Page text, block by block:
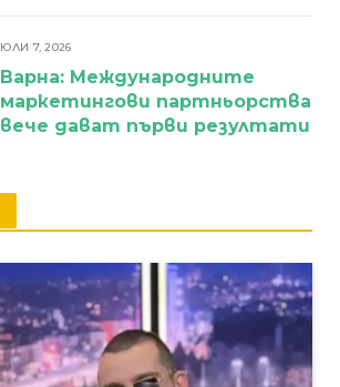
ЮЛИ 7, 2026
Варна: Международните
маркетингови партньорства
вече дават първи резултати